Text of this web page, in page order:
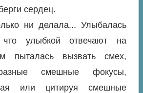
сердец.
ни делала... Улыбалась
улыбкой отвечают на
пыталась вызвать смех,
смешные фокусы,
или цитируя смешные